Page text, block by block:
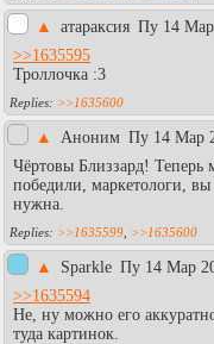
▲ атараксия Пy 14 Мар
>>1635595
Троллочка :3
>>1635600
▲ Аноним Пy 14 Мар
Чёртовы Близзард!
победили, маркетологи,
нужна.
>>1635599 >>1635600
▲ Sparkle Пy 14 Мар
>>1635594
Не, ну можно его
туда картинок.